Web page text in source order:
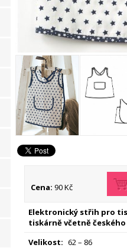
Cena: 90 Kč
Elektronický střih pro
tiskárně včetně českého
Velikost: 62 – 86